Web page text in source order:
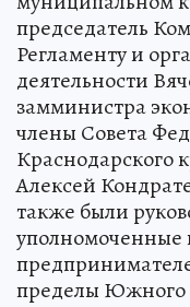
председатель
Регламенту и
деятельности
замминистра
члены Совета
Краснодарского
Алексей
также были
уполномоченные
пределы Южного